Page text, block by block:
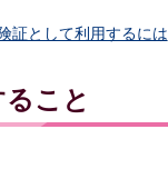
証として利用するには
こと